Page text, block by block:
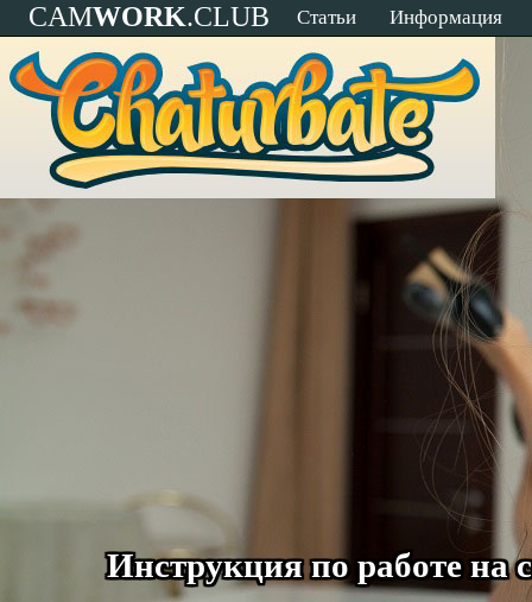
CAMWORK.CLUB Статьи Информация
Инструкция по работе на